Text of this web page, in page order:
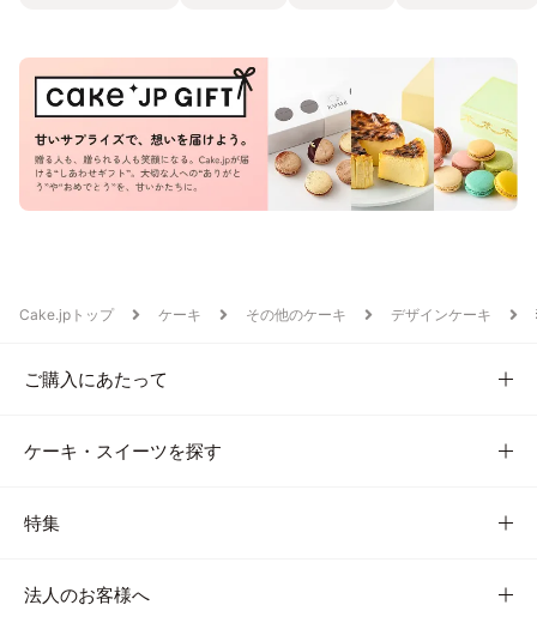
Cake.jpトップ ケーキ その他のケーキ デザインケーキ
ご購入にあたって
ケーキ・スイーツを探す
特集
法人のお客様へ